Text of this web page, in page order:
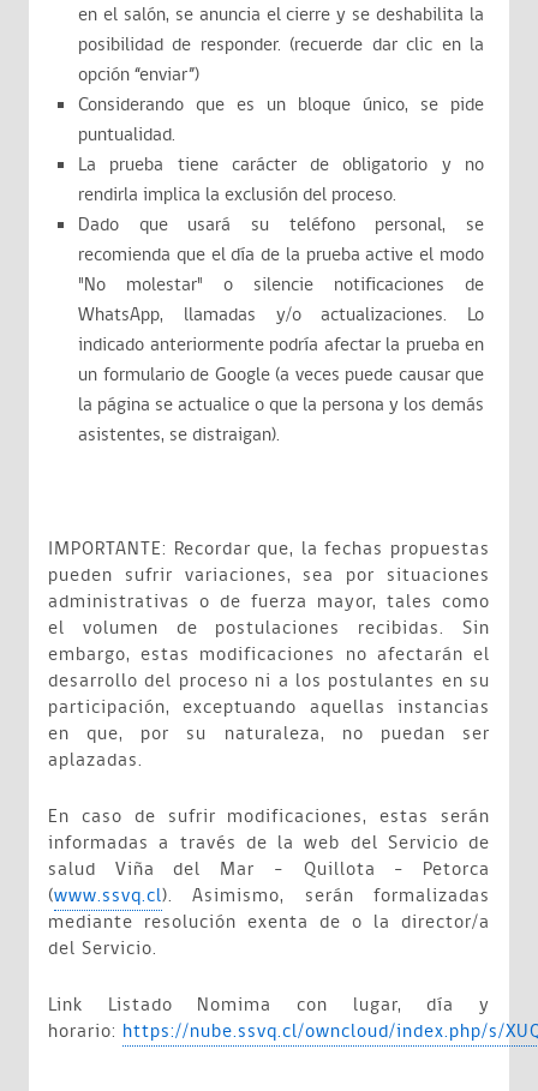
en el salón, se anuncia el cierre y se deshabilita la
posibilidad de responder. (recuerde dar clic en la
opción “enviar”)
Considerando que es un bloque único, se pide
puntualidad.
La prueba tiene carácter de obligatorio y no
rendirla implica la exclusión del proceso.
Dado que usará su teléfono personal, se
recomienda que el día de la prueba active el modo
"No molestar" o silencie notificaciones de
WhatsApp, llamadas y/o actualizaciones. Lo
indicado anteriormente podría afectar la prueba en
un formulario de Google (a veces puede causar que
la página se actualice o que la persona y los demás
asistentes, se distraigan).
IMPORTANTE: Recordar que, la fechas propuestas
pueden sufrir variaciones, sea por situaciones
administrativas o de fuerza mayor, tales como
el volumen de postulaciones recibidas. Sin
embargo, estas modificaciones no afectarán el
desarrollo del proceso ni a los postulantes en su
participación, exceptuando aquellas instancias
en que, por su naturaleza, no puedan ser
aplazadas.
En caso de sufrir modificaciones, estas serán
informadas a través de la web del Servicio de
salud Viña del Mar – Quillota - Petorca
(www.ssvq.cl). Asimismo, serán formalizadas
mediante resolución exenta de o la director/a
del Servicio.
Link Listado Nomima con lugar, día y
horario: https://nube.ssvq.cl/owncloud/index.php/s/